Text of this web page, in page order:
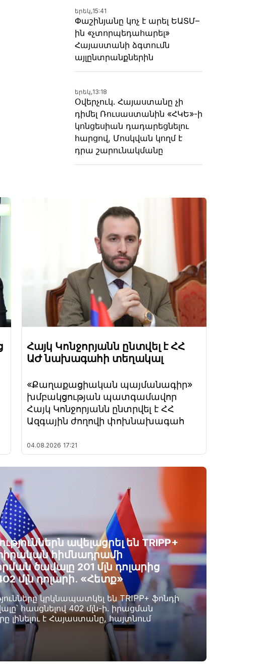
երեկ,15:41
Փաշինյանը կոչ է արել ԵԱՏՄ–
ին «չտորպեդահարել»
Հայաստանի ձգտումն
այլընտրանքներին
երեկ,13:18
Օվերչուկ. Հայաստանը չի
դիմել Ռուսաստանին «ՀԿԵ»-ի
կոնցեսիան դադարեցնելու
հարցով, Մոսկվան կողմ է
դրա շարունակմանը
Հայկ Կոնջորյանն ընտվել է ՀՀ
ԱԺ նախագահի տեղակալ
«Քաղաքացիական պայմանագիր»
խմբակցության պատգամավոր
Հայկ Կոնջորյանն ընտրվել է ՀՀ
Ազգային ժողովի փոխնախագահ
04.08.2026 17:21
ավելացրել են TRIPP+
հիմնադրամի
ծավալը 201 մլն դոլարից
մլն դոլարի. «Հետք»
կրկնապատկել են TRIPP+ ֆոնդի
հասցնելով 402 մլն-ի. իրացման
լինելու է Հայաստանը, հայտնում